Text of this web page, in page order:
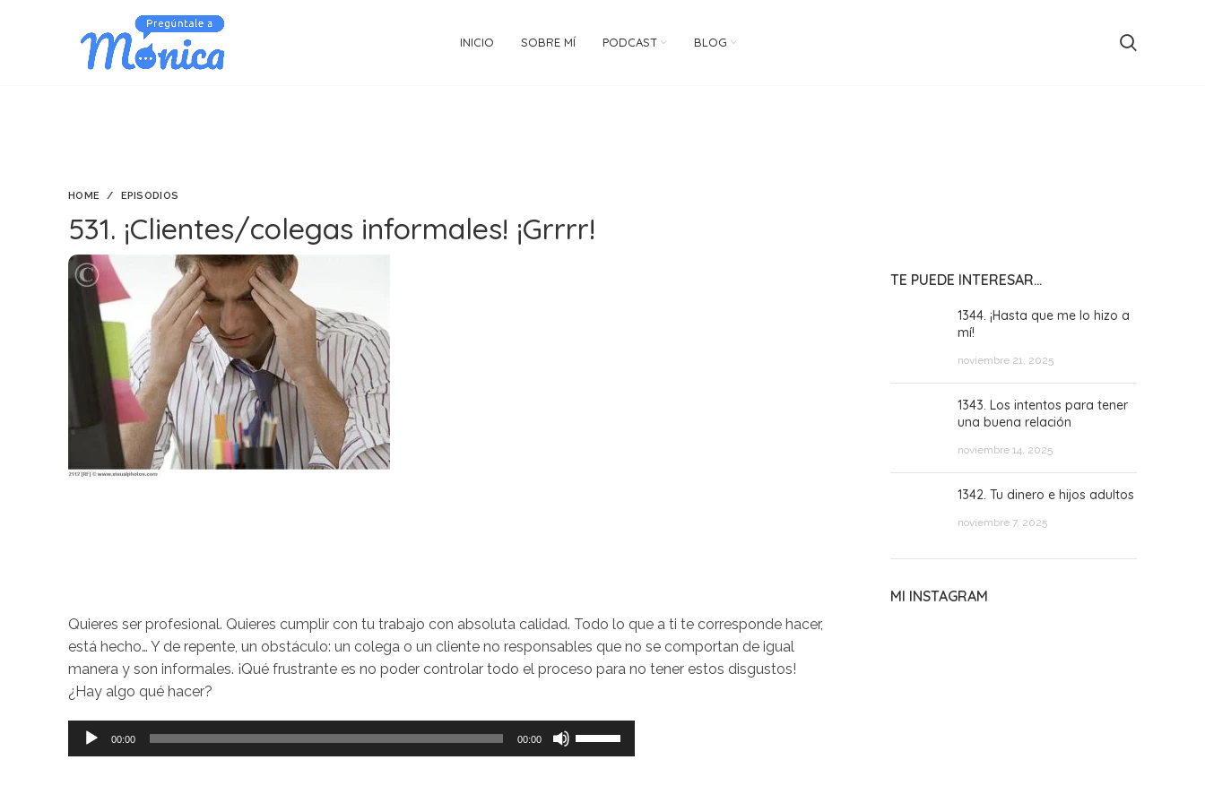
INICIO SOBRE MÍ PODCAST BLOG
HOME EPISODIOS
531. ¡Clientes/colegas informales! ¡Grrrr!
Quieres ser profesional. Quieres cumplir con tu trabajo con absoluta calidad. Todo lo que a ti te corresponde hacer,
está hecho… Y de repente, un obstáculo: un colega o un cliente no responsables que no se comportan de igual
manera y son informales. ¡Qué frustrante es no poder controlar todo el proceso para no tener estos disgustos!
¿Hay algo qué hacer?
Reproductor
de
00:00 00:00
Utiliza
las
TE PUEDE INTERESAR…
1344. ¡Hasta que me lo hizo a
mí!
noviembre 21, 2025
1343. Los intentos para tener
una buena relación
noviembre 14, 2025
1342. Tu dinero e hijos adultos
noviembre 7, 2025
MI INSTAGRAM